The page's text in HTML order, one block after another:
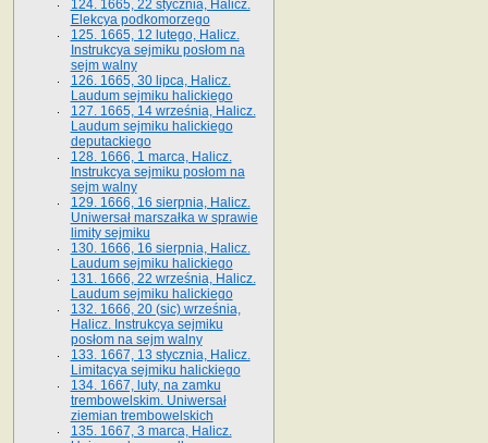
124. 1665, 22 stycznia, Halicz.
Elekcya podkomorzego
125. 1665, 12 lutego, Halicz.
Instrukcya sejmiku posłom na
sejm walny
126. 1665, 30 lipca, Halicz.
Laudum sejmiku halickiego
127. 1665, 14 września, Halicz.
Laudum sejmiku halickiego
deputackiego
128. 1666, 1 marca, Halicz.
Instrukcya sejmiku posłom na
sejm walny
129. 1666, 16 sierpnia, Halicz.
Uniwersał marszałka w sprawie
limity sejmiku
130. 1666, 16 sierpnia, Halicz.
Laudum sejmiku halickiego
131. 1666, 22 września, Halicz.
Laudum sejmiku halickiego
132. 1666, 20 (sic) września,
Halicz. Instrukcya sejmiku
posłom na sejm walny
133. 1667, 13 stycznia, Halicz.
Limitacya sejmiku halickiego
134. 1667, luty, na zamku
trembowelskim. Uniwersał
ziemian trembowelskich
135. 1667, 3 marca, Halicz.